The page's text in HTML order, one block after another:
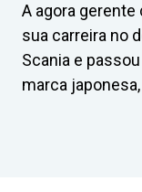
A agora
sua carreira no
Scania e
marca